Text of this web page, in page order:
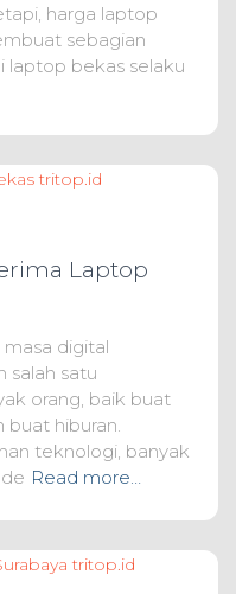
harga laptop
sebagian
laptop bekas selaku
Laptop
digital
salah satu
orang, baik buat
hiburan.
teknologi, banyak
Read more…